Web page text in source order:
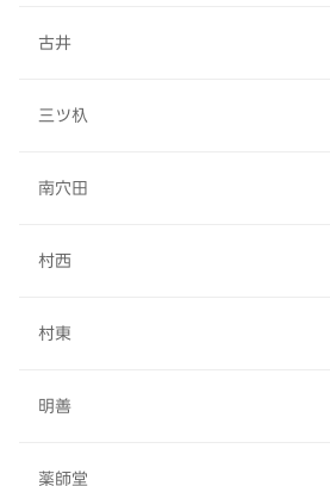
古井
三ツ杁
南穴田
村西
村東
明善
薬師堂